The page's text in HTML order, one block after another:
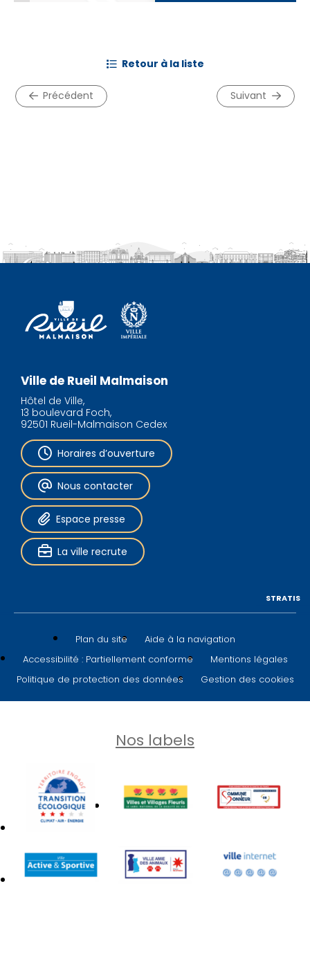
précédent
retour à la liste
suivant
Ville de Rueil Malmaison
Hôtel de Ville,
13 boulevard Foch,
92501 Rueil-Malmaison Cedex
Horaires d’ouverture
Nous contacter
Espace presse
La ville recrute
Plan du site
Aide à la navigation
Accessibilité : Partiellement conforme
Mentions légales
Politique de protection des données
Gestion des cookies
STRATIS
Nos labels